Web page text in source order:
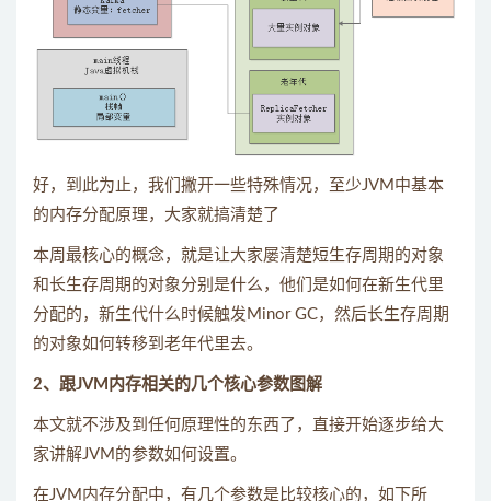
好，到此为止，我们撇开一些特殊情况，至少JVM中基本
的内存分配原理，大家就搞清楚了
本周最核心的概念，就是让大家屡清楚短生存周期的对象
和长生存周期的对象分别是什么，他们是如何在新生代里
分配的，新生代什么时候触发Minor GC，然后长生存周期
的对象如何转移到老年代里去。
2、跟JVM内存相关的几个核心参数图解
本文就不涉及到任何原理性的东西了，直接开始逐步给大
家讲解JVM的参数如何设置。
在JVM内存分配中，有几个参数是比较核心的，如下所